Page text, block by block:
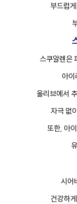
부드럽
스쿠알렌은
아이
올리브에서
자극 없
또한, 아
시어
건강하